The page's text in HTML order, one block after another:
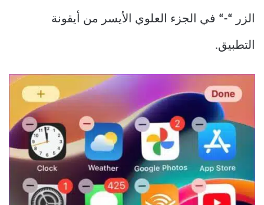
الزر “-“ في الجزء العلوي الأيسر من أيقونة
التطبيق.